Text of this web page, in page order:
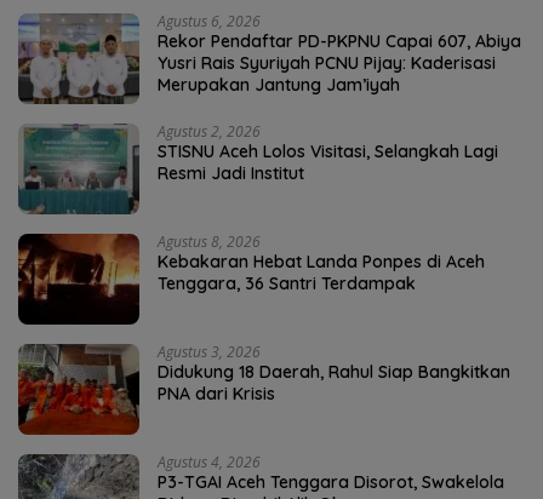
Agustus 6, 2026
Rekor Pendaftar PD-PKPNU Capai 607, Abiya
Yusri Rais Syuriyah PCNU Pijay: Kaderisasi
Merupakan Jantung Jam’iyah
Agustus 2, 2026
STISNU Aceh Lolos Visitasi, Selangkah Lagi
Resmi Jadi Institut
Agustus 8, 2026
Kebakaran Hebat Landa Ponpes di Aceh
Tenggara, 36 Santri Terdampak
Agustus 3, 2026
Didukung 18 Daerah, Rahul Siap Bangkitkan
PNA dari Krisis
Agustus 4, 2026
P3-TGAI Aceh Tenggara Disorot, Swakelola